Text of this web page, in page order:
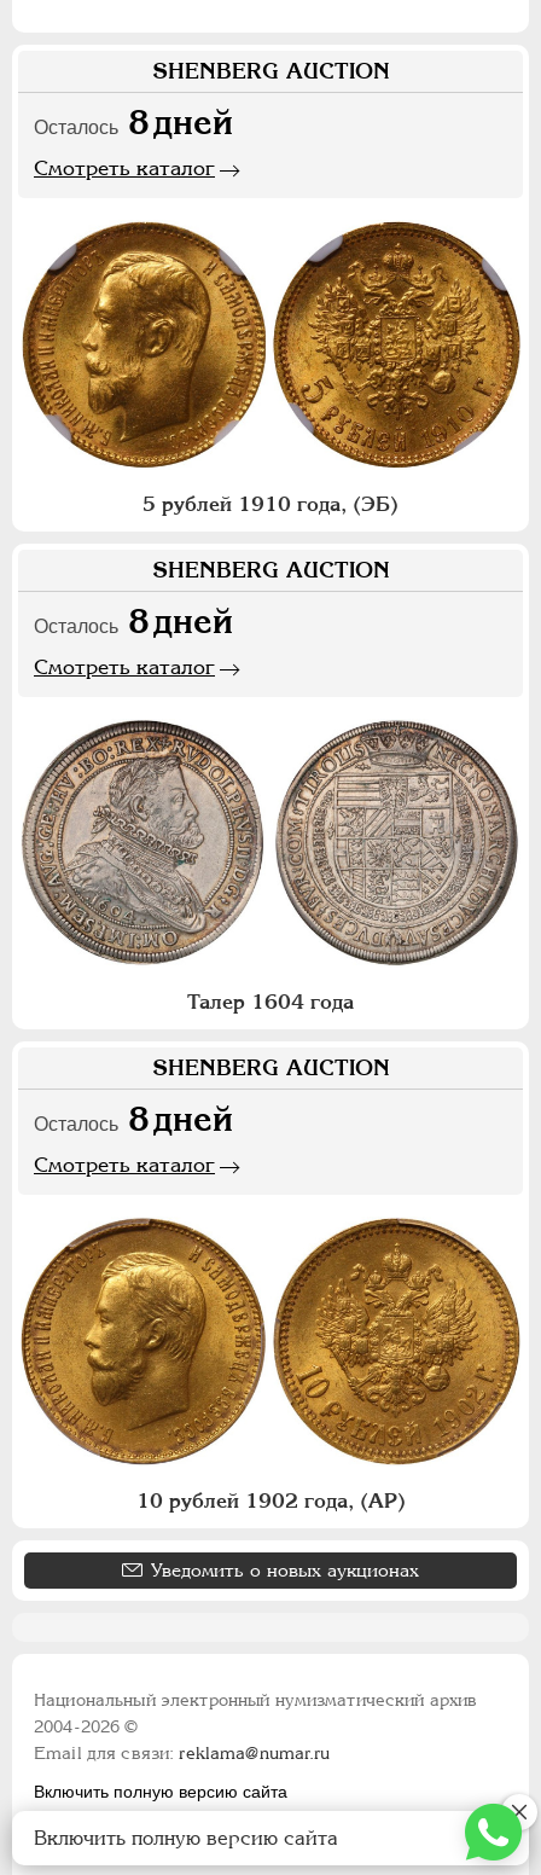
SHENBERG AUCTION
Осталось 8дней
Смотреть каталог
5 рублей 1910 года, (ЭБ)
SHENBERG AUCTION
Осталось 8дней
Смотреть каталог
Талер 1604 года
SHENBERG AUCTION
Осталось 8дней
Смотреть каталог
10 рублей 1902 года, (АР)
Уведомить о новых аукционах
Национальный электронный нумизматический архив
2004-2026 ©
Email для связи:reklama@numar.ru
Включить полную версию сайта
Включить полную версию сайта